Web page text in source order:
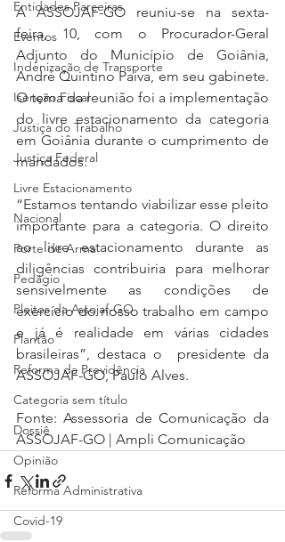
Entidades Parceiras
Eventos
Indenização de Transporte
Isenção Fiscal
Justiça do Trabalho
Justiça Federal
Livre Estacionamento
Nacional
Porte de Arma
Pedágio
Pleitos da Assojaf-GO
Plantão
Reforma da Previdência
Categoria sem título
Dossiê
Opinião
Reforma Administrativa
Covid-19
A ASSOJAF-GO reuniu-se na sexta-
feira, 10, com o Procurador-Geral
Adjunto do Município de Goiânia,
André Quintino Paiva, em seu gabinete.
O tema da reunião foi a implementação
do livre estacionamento da categoria
em Goiânia durante o cumprimento de
mandados.
“Estamos tentando viabilizar esse pleito
importante para a categoria. O direito
ao livre estacionamento durante as
diligências contribuiria para melhorar
sensivelmente as condições de
exercício do nosso trabalho em campo
e já é realidade em várias cidades
brasileiras”, destaca o  presidente da
ASSOJAF-GO, Paulo Alves.
Fonte: Assessoria de Comunicação da
ASSOJAF-GO | Ampli Comunicação